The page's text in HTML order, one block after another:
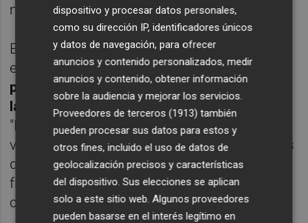
máximas", avisó.
En cuanto a los hermanos Gasol, el
exjugador subrayó que "Pau está sufriendo
para no poder estar" y añadió que "Marc no
la va a la zaga" en cuanto a compromiso.
"Desde marzo me decía que iba a estar. A
veces no es mejor descansar. Hay jugadores
que, por sus características personales o
físicas, si paran dos meses igual luego les
cuesta cinco meses arrancar", reflexionó.
dispositivo y procesar datos personales,
como su dirección IP, identificadores únicos
y datos de navegación, para ofrecer
anuncios y contenido personalizados, medir
anuncios y contenido, obtener información
sobre la audiencia y mejorar los servicios.
Proveedores de terceros (1913) también
pueden procesar sus datos para estos y
otros fines, incluido el uso de datos de
geolocalización precisos y características
del dispositivo. Sus elecciones se aplican
solo a este sitio web. Algunos proveedores
pueden basarse en el interés legítimo en